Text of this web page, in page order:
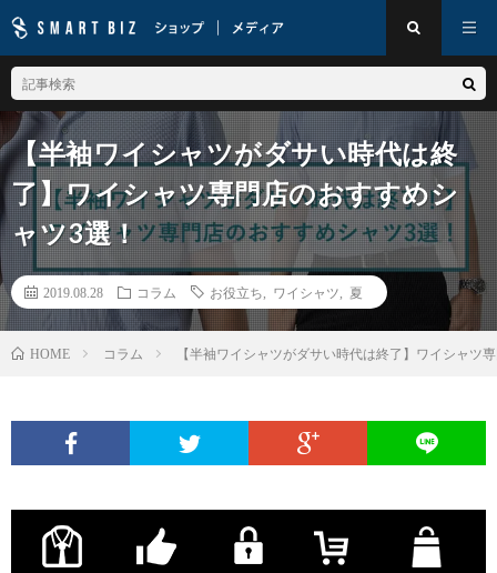
【半袖ワイシャツがダサい時代は終
了】ワイシャツ専門店のおすすめシ
ャツ3選！
2019.08.28 コラム お役立ち ワイシャツ 夏
HOME コラム 【半袖ワイシャツがダサい時代は終了】ワイシャツ